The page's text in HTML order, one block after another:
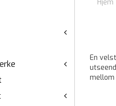
Hjem
En